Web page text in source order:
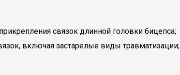
связок длинной головки бицепса;
включая застарелые виды травматизации;